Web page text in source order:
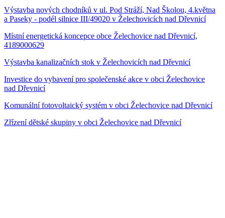
Výstavba nových chodníků v ul. Pod Stráží, Nad Školou, 4.května
a Paseky - podél silnice III/49020 v Želechovicích nad Dřevnicí
Místní energetická koncepce obce Želechovice nad Dřevnicí,
4189000629
Výstavba kanalizačních stok v Želechovicích nad Dřevnicí
Investice do vybavení pro společenské akce v obci Želechovice
nad Dřevnicí
Komunální fotovoltaický systém v obci Želechovice nad Dřevnicí
Zřízení dětské skupiny v obci Želechovice nad Dřevnicí